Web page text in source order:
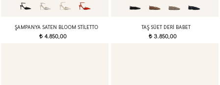
ŞAMPANYA SATEN BLOOM STILETTO
t4.850,00
TAŞ SÜET DERI BABET
t3.850,00